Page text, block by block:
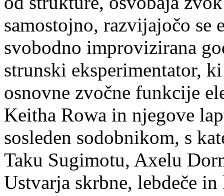
samostojno, razvijajočo se
svobodno improvizirana
strunski eksperimentator,
osnovne zvočne funkcije
Keitha Rowa in njegove
sosleden sodobnikom, s
Taku Sugimotu, Axelu
Ustvarja skrbne, lebdeče